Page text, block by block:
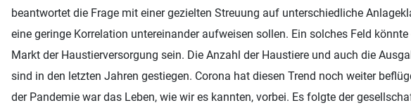
beantwortet die Frage mit einer gezielten Streuung auf unterschiedliche
eine geringe Korrelation untereinander aufweisen sollen. Ein solches Feld
Markt der Haustierversorgung sein. Die Anzahl der Haustiere und auch die
sind in den letzten Jahren gestiegen. Corona hat diesen Trend noch weiter
der Pandemie war das Leben, wie wir es kannten, vorbei. Es folgte der